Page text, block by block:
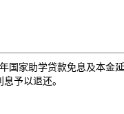
年国家助学贷款免息及本金
予以退还。